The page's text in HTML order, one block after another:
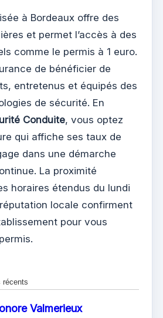
à Bordeaux offre des
et permet l’accès à des
comme le permis à 1 euro.
de bénéficier de
entretenus et équipés des
de sécurité. En
Conduite, vous optez
qui affiche ses taux de
dans une démarche
La proximité
horaires étendus du lundi
locale confirment
pour vous
récents
Valmerieux